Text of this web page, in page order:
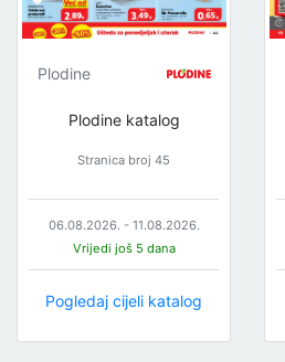
Plodine
Plodine katalog
Stranica broj 45
06.08.2026. - 11.08.2026.
Vrijedi još 5 dana
Pogledaj cijeli katalog